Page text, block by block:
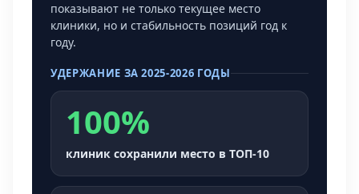
показывают не только текущее место
клиники, но и стабильность позиций год к
году.
УДЕРЖАНИЕ ЗА 2025-2026 ГОДЫ
100%
клиник сохранили место в ТОП-10